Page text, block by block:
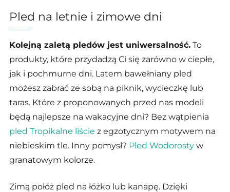
Pled na letnie i zimowe dni
Kolejną zaletą pledów jest uniwersalność. To
produkty, które przydadzą Ci się zarówno w ciepłe,
jak i pochmurne dni. Latem bawełniany pled
możesz zabrać ze sobą na piknik, wycieczkę lub
taras. Które z proponowanych przed nas modeli
będą najlepsze na wakacyjne dni? Bez wątpienia
pled Tropikalne liście z egzotycznym motywem na
niebieskim tle. Inny pomysł? Pled Wodorosty w
granatowym kolorze.
Zimą połóż pled na łóżko lub kanapę. Dzięki